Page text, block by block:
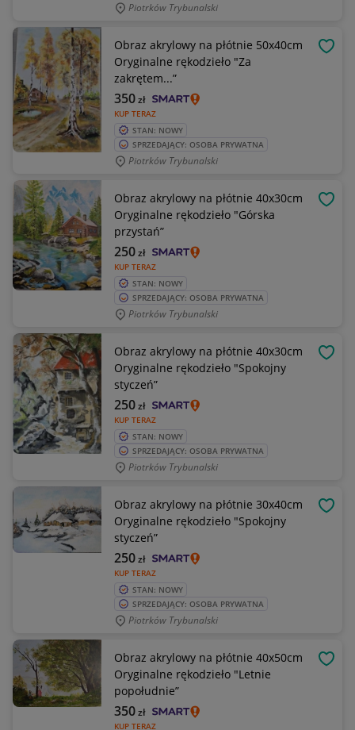
Piotrków Trybunalski
Obraz akrylowy na płótnie 50x40cm
Oryginalne rękodzieło "Za
zakrętem...”
KUP TERAZ
350zł
STAN: NOWY
SPRZEDAJĄCY: OSOBA PRYWATNA
Piotrków Trybunalski
Obraz akrylowy na płótnie 40x30cm
Oryginalne rękodzieło "Górska
przystań”
KUP TERAZ
250zł
STAN: NOWY
SPRZEDAJĄCY: OSOBA PRYWATNA
Piotrków Trybunalski
Obraz akrylowy na płótnie 40x30cm
Oryginalne rękodzieło "Spokojny
styczeń”
KUP TERAZ
250zł
STAN: NOWY
SPRZEDAJĄCY: OSOBA PRYWATNA
Piotrków Trybunalski
Obraz akrylowy na płótnie 30x40cm
Oryginalne rękodzieło "Spokojny
styczeń”
KUP TERAZ
250zł
STAN: NOWY
SPRZEDAJĄCY: OSOBA PRYWATNA
Piotrków Trybunalski
Obraz akrylowy na płótnie 40x50cm
Oryginalne rękodzieło "Letnie
popołudnie”
KUP TERAZ
350zł